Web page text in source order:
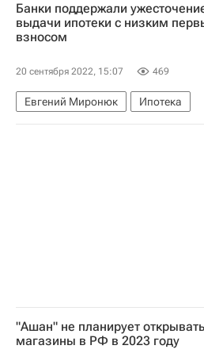
Банки поддержали
выдачи ипотеки с низким
взносом
20 сентября 2022, 15:07 469
Евгений Миронюк
Ипотека
Центральный Банк РФ (ЦБ РФ)
"Ашан" не планирует
магазины в РФ в 2023 году